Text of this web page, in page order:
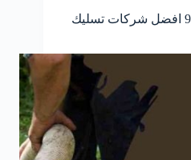
تسليك مجاري بيان 99009522 افضل شركات تسليك